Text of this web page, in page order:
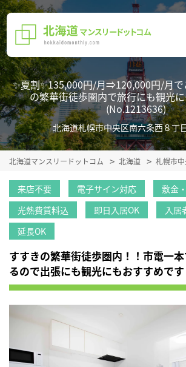
✨夏割✨135,000円/月⇒120,000円/月で
の繁華街徒歩圏内で旅行にも観光
(No.1213636)
北海道札幌市中央区南六条西８丁
北海道マンスリードットコム 北海道 札幌市
来店不要 電子サイン対応
敷金
光熱費賃料込
即日入居OK
入居
延長OK
すすきの繁華街徒歩圏内！！市電一
るので出張にも観光にもおすすめです